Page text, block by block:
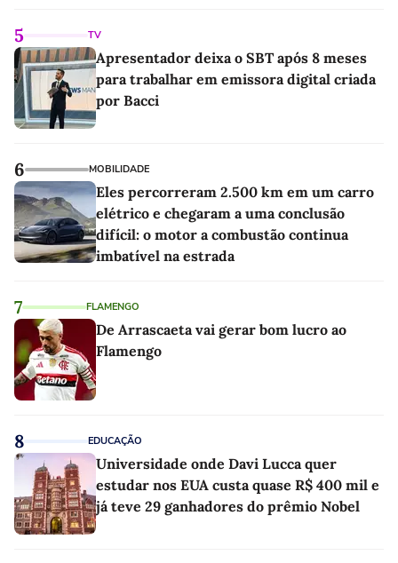
5 TV
Apresentador deixa o SBT após 8 meses
para trabalhar em emissora digital criada
por Bacci
6 MOBILIDADE
Eles percorreram 2.500 km em um carro
elétrico e chegaram a uma conclusão
difícil: o motor a combustão continua
imbatível na estrada
7 FLAMENGO
De Arrascaeta vai gerar bom lucro ao
Flamengo
8 EDUCAÇÃO
Universidade onde Davi Lucca quer
estudar nos EUA custa quase R$ 400 mil e
já teve 29 ganhadores do prêmio Nobel